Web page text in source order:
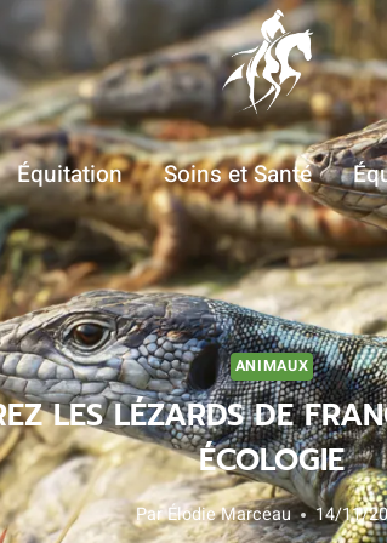
Équitation Soins et Santé
ANIMAUX
LES LÉZARDS DE
ÉCOLOGIE
ParÉlodie Marceau 14/11/